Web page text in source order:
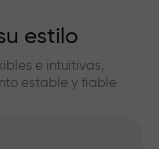
estilo
e intuitivas,
estable y fiable